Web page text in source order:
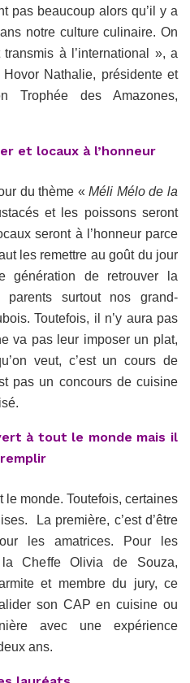
pas beaucoup alors qu’il y a
notre culture culinaire. On
à l’international », a
Nathalie, présidente et
Trophée des Amazones,
et locaux à l’honneur
du thème «Méli Mélo de la
et les poissons seront
seront à l’honneur parce
les remettre au goût du jour
génération de retrouver la
surtout nos grand-
Toutefois, il n’y aura pas
va pas leur imposer un plat,
veut, c’est un cours de
pas un concours de cuisine
à tout le monde mais il
le monde. Toutefois, certaines
La première, c’est d’être
les amatrices. Pour les
la Cheffe Olivia de Souza,
et membre du jury, ce
son CAP en cuisine ou
avec une expérience
ans.